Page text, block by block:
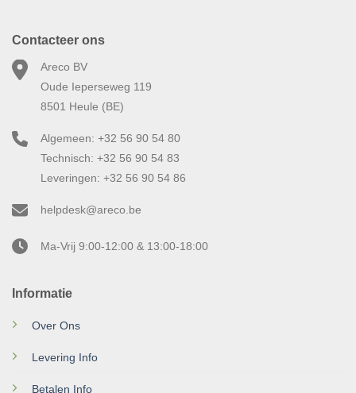
Informatie
Over Ons
Levering Info
Betalen Info
Contacteer ons
Areco BV
Oude Ieperseweg 119
8501 Heule (BE)
Algemeen: +32 56 90 54 80
Technisch: +32 56 90 54 83
Leveringen: +32 56 90 54 86
helpdesk@areco.be
Ma-Vrij 9:00-12:00 & 13:00-18:00